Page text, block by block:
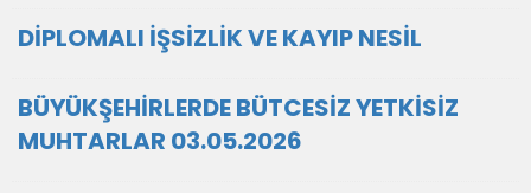
DİPLOMALI İŞSİZLİK VE KAYIP NESİL
BÜYÜKŞEHİRLERDE BÜTCESİZ YETKİSİZ
MUHTARLAR 03.05.2026